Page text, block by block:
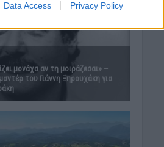
Data Access Privacy Policy